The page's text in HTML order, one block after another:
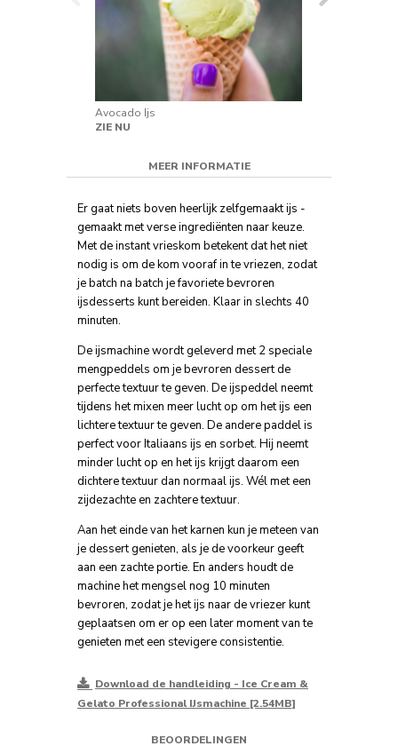
Avocado Ijs
ZIE NU
MEER INFORMATIE
Er gaat niets boven heerlijk zelfgemaakt ijs -
gemaakt met verse ingrediënten naar keuze.
Met de instant vrieskom betekent dat het niet
nodig is om de kom vooraf in te vriezen, zodat
je batch na batch je favoriete bevroren
ijsdesserts kunt bereiden. Klaar in slechts 40
minuten.
De ijsmachine wordt geleverd met 2 speciale
mengpeddels om je bevroren dessert de
perfecte textuur te geven. De ijspeddel neemt
tijdens het mixen meer lucht op om het ijs een
lichtere textuur te geven. De andere paddel is
perfect voor Italiaans ijs en sorbet. Hij neemt
minder lucht op en het ijs krijgt daarom een
dichtere textuur dan normaal ijs. Wél met een
zijdezachte en zachtere textuur.
Aan het einde van het karnen kun je meteen van
je dessert genieten, als je de voorkeur geeft
aan een zachte portie. En anders houdt de
machine het mengsel nog 10 minuten
bevroren, zodat je het ijs naar de vriezer kunt
geplaatsen om er op een later moment van te
genieten met een stevigere consistentie.
Download de handleiding - Ice Cream &
Gelato Professional IJsmachine [2.54MB]
BEOORDELINGEN